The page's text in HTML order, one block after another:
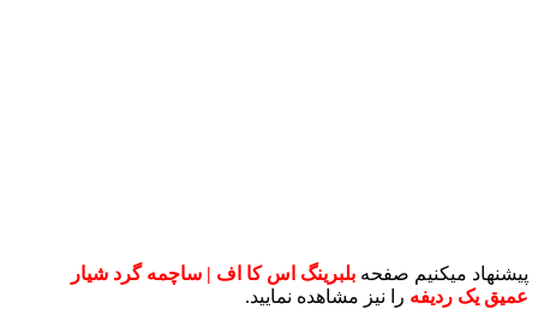
پیشنهاد میکنیم صفحه بلبرینگ اس کا اف | ساچمه گرد شیار
عمیق یک ردیفه را نیز مشاهده نمایید.